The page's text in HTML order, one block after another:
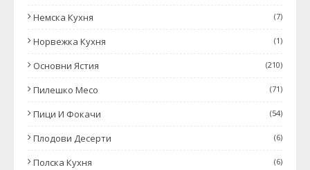
Немска Кухня (7)
Норвежка Кухня (1)
Основни Ястия (210)
Пилешко Месо (71)
Пици И Фокачи (54)
Плодови Десерти (6)
Полска Кухня (6)